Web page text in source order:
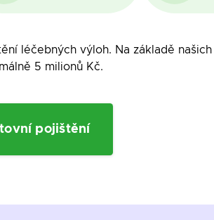
léčebných výloh. Na základě našich
5 milionů Kč.
pojištění